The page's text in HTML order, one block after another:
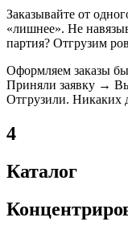
Заказывайте от
«лишнее». Не
партия? Отгрузим
Оформляем заказы
Приняли заявку →
Отгрузили. Никаких
4
Каталог